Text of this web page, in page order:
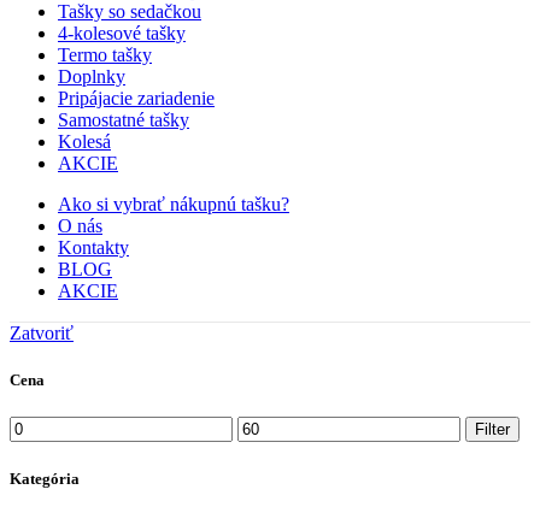
Tašky so sedačkou
4-kolesové tašky
Termo tašky
Doplnky
Pripájacie zariadenie
Samostatné tašky
Kolesá
AKCIE
Ako si vybrať nákupnú tašku?
O nás
Kontakty
BLOG
AKCIE
Zatvoriť
Cena
Minimálna
cena
Maximálna
cena
Filter
Kategória